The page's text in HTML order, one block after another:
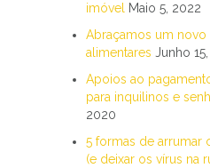
imóvel Maio 5, 2022
Abraçamos um
alimentares Junho
Apoios ao
para inquilinos e
2020
5 formas de arrumar
(e deixar os vírus na